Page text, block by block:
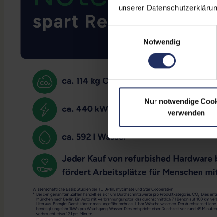
unserer
Notwendig
Nur notwendige
verwenden